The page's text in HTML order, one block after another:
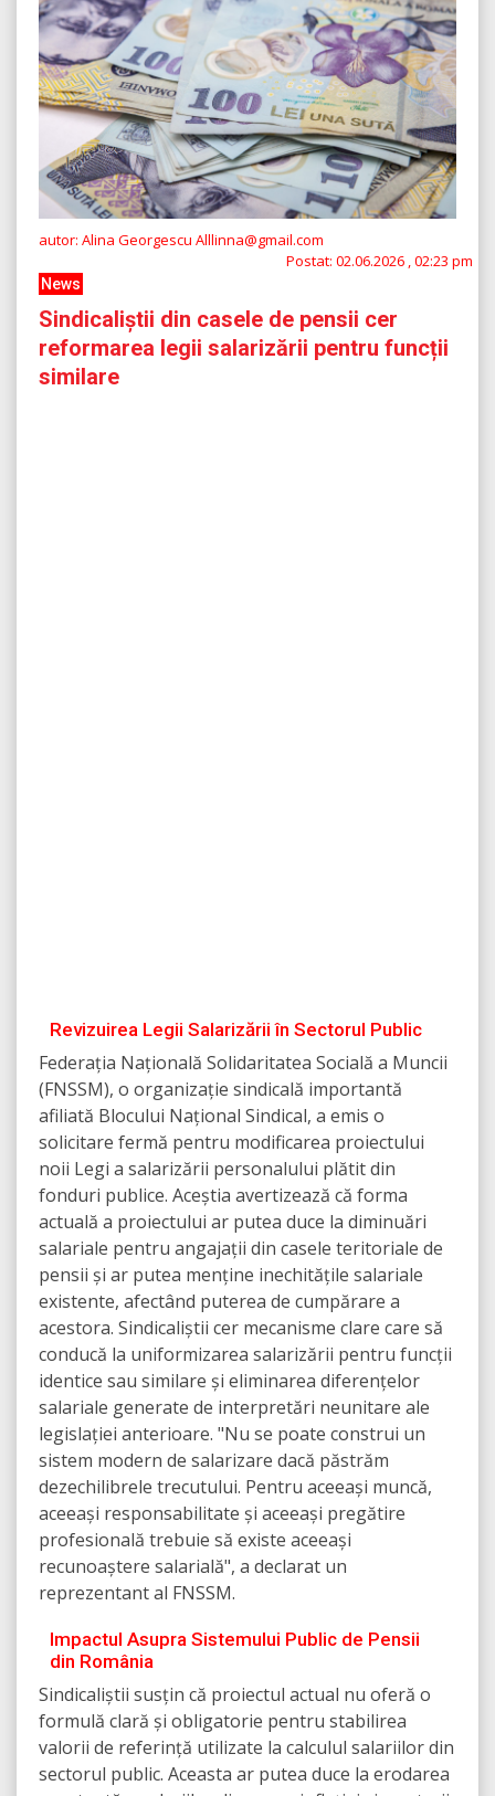
autor: Alina Georgescu Alllinna@gmail.com
Postat: 02.06.2026 , 02:23 pm
News
Sindicaliștii din casele de pensii cer
reformarea legii salarizării pentru funcții
similare
Revizuirea Legii Salarizării în Sectorul Public
Federația Națională Solidaritatea Socială a Muncii
(FNSSM), o organizație sindicală importantă
afiliată Blocului Național Sindical, a emis o
solicitare fermă pentru modificarea proiectului
noii Legi a salarizării personalului plătit din
fonduri publice. Aceștia avertizează că forma
actuală a proiectului ar putea duce la diminuări
salariale pentru angajații din casele teritoriale de
pensii și ar putea menține inechitățile salariale
existente, afectând puterea de cumpărare a
acestora. Sindicaliștii cer mecanisme clare care să
conducă la uniformizarea salarizării pentru funcții
identice sau similare și eliminarea diferențelor
salariale generate de interpretări neunitare ale
legislației anterioare. "Nu se poate construi un
sistem modern de salarizare dacă păstrăm
dezechilibrele trecutului. Pentru aceeași muncă,
aceeași responsabilitate și aceeași pregătire
profesională trebuie să existe aceeași
recunoaștere salarială", a declarat un
reprezentant al FNSSM.
Impactul Asupra Sistemului Public de Pensii
din România
Sindicaliștii susțin că proiectul actual nu oferă o
formulă clară și obligatorie pentru stabilirea
valorii de referință utilizate la calculul salariilor din
sectorul public. Aceasta ar putea duce la erodarea